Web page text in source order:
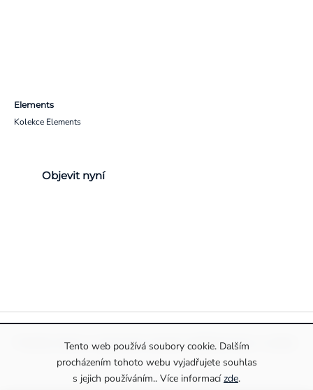
Tento web používá soubory cookie. Dalším
procházením tohoto webu vyjadřujete souhlas
s jejich používáním.. Více informacízde.
Elements
Kolekce Elements
Objevit nyní
Pravidla ochrany a zpracování osobních údajůInformace o cookies